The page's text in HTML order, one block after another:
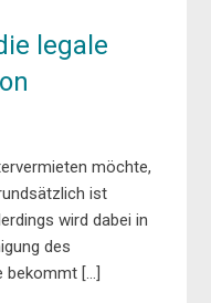
legale
möchte,
ist
wird dabei in
des
bekommt […]